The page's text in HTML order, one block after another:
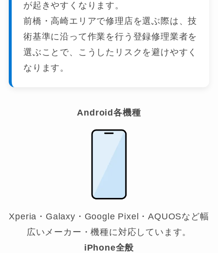
が起きやすくなります。
前橋・高崎エリアで修理店を選ぶ際は、技
術基準に沿って作業を行う登録修理業者を
選ぶことで、こうしたリスクを避けやすく
なります。
Android各機種
Xperia・Galaxy・Google Pixel・AQUOSなど幅
広いメーカー・機種に対応しています。
iPhone全般